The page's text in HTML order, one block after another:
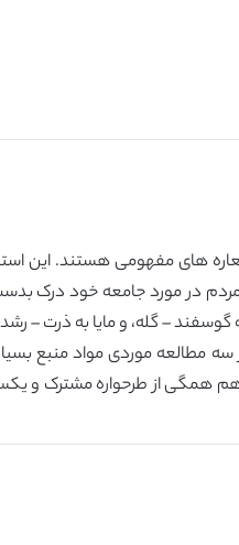
های مفهومی هستند. این
در مورد جامعه خود درک
– گله، و مایا به ذرت – رشد
مطالعه موردی مواد منبع
همگی از طرحواره مشترک و